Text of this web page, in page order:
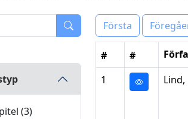
(3)
Första
# #
1
Lind,